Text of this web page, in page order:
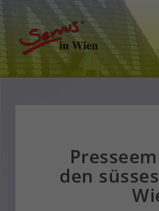
den